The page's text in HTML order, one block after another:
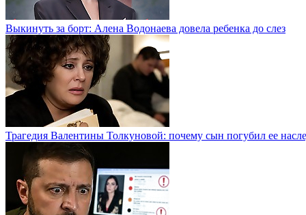
Выкинуть за борт: Алена Водонаева довела ребенка до слез
Трагедия Валентины Толкуновой: почему сын погубил ее